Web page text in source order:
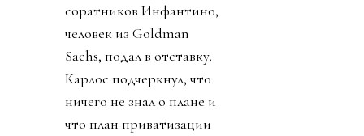
соратников Инфантино,
человек из Goldman
Sachs, подал в отставку.
Карлос подчеркнул, что
ничего не знал о плане и
что план приватизации